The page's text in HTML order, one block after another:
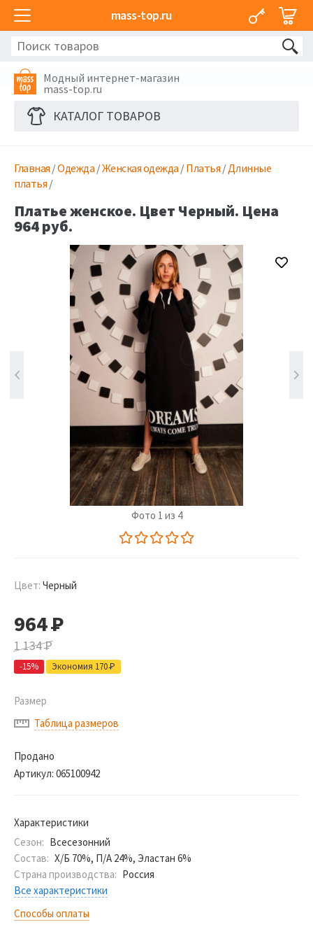
mass-top.ru
Модный интернет-магазин
mass-top.ru
КАТАЛОГ ТОВАРОВ
Главная /Одежда /Женская одежда /Платья /Длинные
платья /
Платье женское. Цвет Черный. Цена
964 руб.
Фото 1 из 4
Цвет: Черный
964Р
1 134Р
-15% Экономия 170Р
Размер
Таблица размеров
Продано
Артикул: 065100942
Характеристики
Сезон: Всесезонний
Состав: Х/Б 70%, П/А 24%, Эластан 6%
Страна производства: Россия
Все характеристики
Способы оплаты